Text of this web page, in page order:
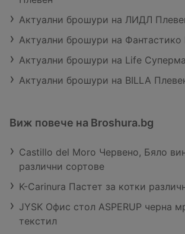
Актуални брошури на ЛИДЛ
Актуални брошури на Фантастико
Актуални брошури на Life
Актуални брошури на BILLA
Виж повече на Broshura.bg
Castillo del Moro Червено, Бяло
различни сортове
K-Carinura Пастет за котки
JYSK Офис стол ASPERUP черна
текстил